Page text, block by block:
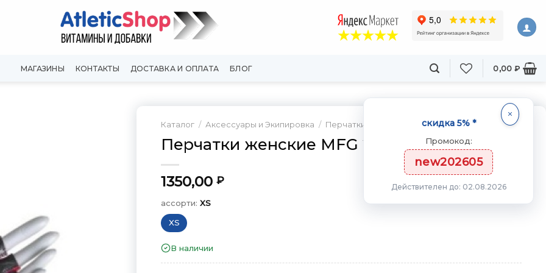
МАГАЗИНЫ КОНТАКТЫ ДОСТАВКА И ОПЛАТА БЛОГ 0,00 ₽
Каталог / Аксессуары и Экипировка / Перчатки женские
Перчатки женские MFG 251
1350,00 ₽
ассорти: XS
XS
В наличии
скидка 5% *
Промокод:
new202605
Действителен до: 02.08.2026